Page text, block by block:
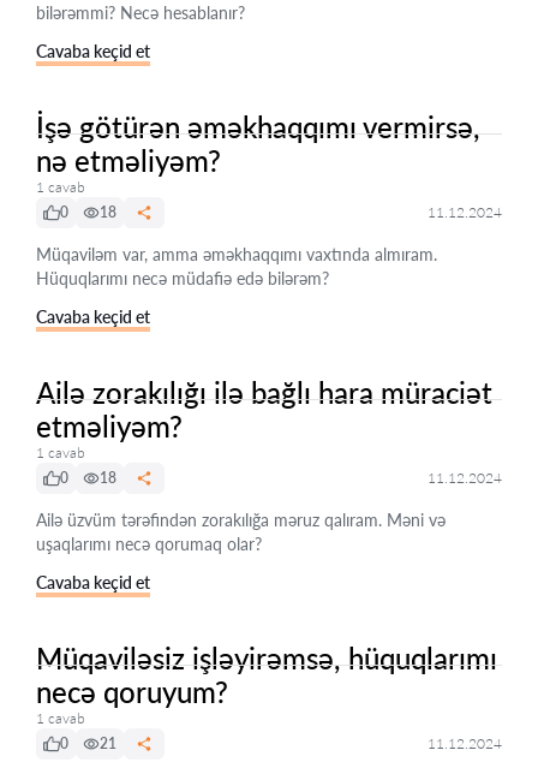
bilərəmmi? Necə hesablanır?
Cavaba keçid et
İşə götürən əməkhaqqımı vermirsə,
nə etməliyəm?
1 cavab
0
18 11.12.2024
Müqaviləm var, amma əməkhaqqımı vaxtında almıram.
Hüquqlarımı necə müdafiə edə bilərəm?
Cavaba keçid et
Ailə zorakılığı ilə bağlı hara müraciət
etməliyəm?
1 cavab
0
18 11.12.2024
Ailə üzvüm tərəfindən zorakılığa məruz qalıram. Məni və
uşaqlarımı necə qorumaq olar?
Cavaba keçid et
Müqaviləsiz işləyirəmsə, hüquqlarımı
necə qoruyum?
1 cavab
0
21 11.12.2024